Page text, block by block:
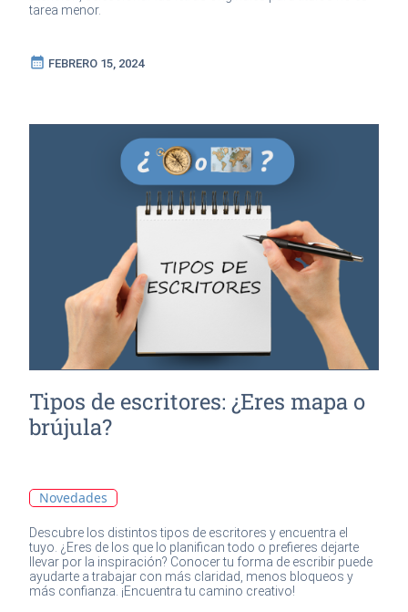
tarea menor.
calendar_month FEBRERO 15, 2024
Tipos de escritores: ¿Eres mapa o
brújula?
Novedades
Descubre los distintos tipos de escritores y encuentra el
tuyo. ¿Eres de los que lo planifican todo o prefieres dejarte
llevar por la inspiración? Conocer tu forma de escribir puede
ayudarte a trabajar con más claridad, menos bloqueos y
más confianza. ¡Encuentra tu camino creativo!